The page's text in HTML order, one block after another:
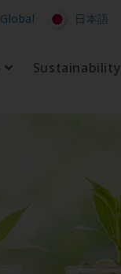
Global 日本語
Sustainability